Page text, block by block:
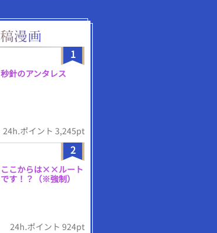
1
秒針のアンタレス
24h.ポイント 3,245pt
2
ここからは××ルート
です！？（※強制）
24h.ポイント 924pt